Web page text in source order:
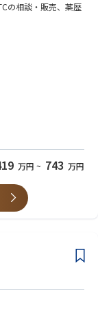
の相談・販売、薬歴
務制による残業削
営基盤を持っている
けでスムーズに新
安心してキャリアを
ているため、ご自身
のマネージャー業務
があります。
万円 ~ 743 万円